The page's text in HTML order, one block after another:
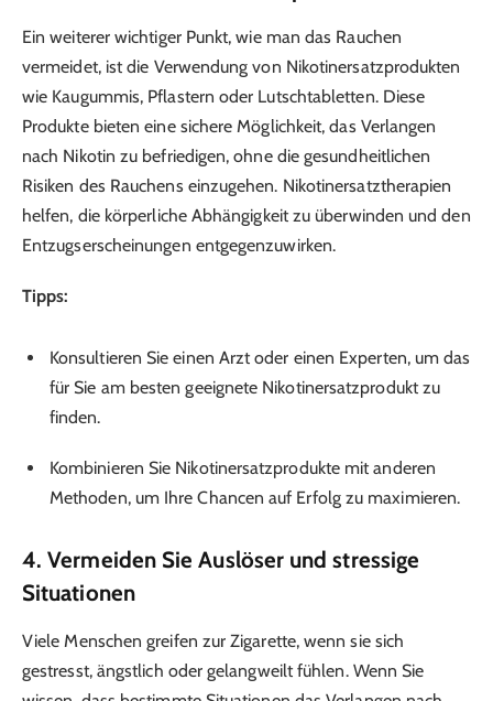
Ein weiterer wichtiger Punkt, wie man das Rauchen
vermeidet, ist die Verwendung von Nikotinersatzprodukten
wie Kaugummis, Pflastern oder Lutschtabletten. Diese
Produkte bieten eine sichere Möglichkeit, das Verlangen
nach Nikotin zu befriedigen, ohne die gesundheitlichen
Risiken des Rauchens einzugehen. Nikotinersatztherapien
helfen, die körperliche Abhängigkeit zu überwinden und den
Entzugserscheinungen entgegenzuwirken.
Tipps:
Konsultieren Sie einen Arzt oder einen Experten, um das
für Sie am besten geeignete Nikotinersatzprodukt zu
finden.
Kombinieren Sie Nikotinersatzprodukte mit anderen
Methoden, um Ihre Chancen auf Erfolg zu maximieren.
4.Vermeiden Sie Auslöser und stressige
Situationen
Viele Menschen greifen zur Zigarette, wenn sie sich
gestresst, ängstlich oder gelangweilt fühlen. Wenn Sie